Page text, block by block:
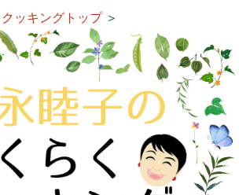
ッキングトップ＞